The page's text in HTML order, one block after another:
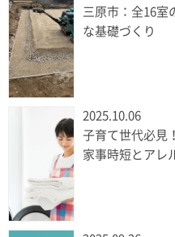
三原市：全16室
な基礎づくり
2025.10.06
子育て世代必見
家事時短とアレ